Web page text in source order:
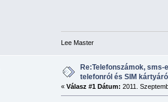
Lee Master
Re:Telefonszámok,
telefonról és SIM
« Válasz #1 Dátum: 2011.